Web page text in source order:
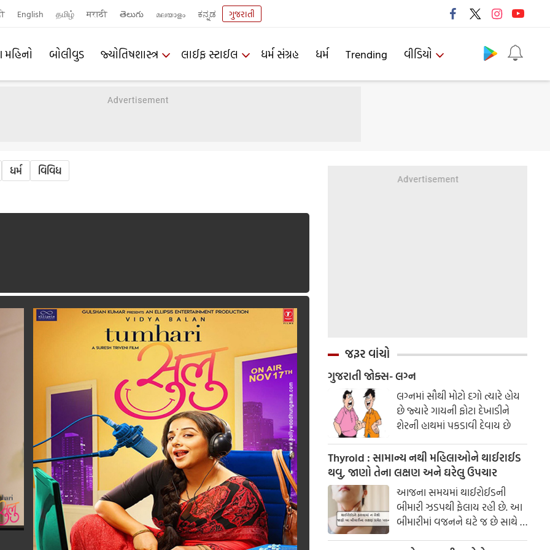
English தமிழ் मराठी తెలుగు മലയാളം ಕನ್ನಡ ગુજરાતી
મહિનો બોલીવુડ જ્યોતિષશાસ્ત્ર લાઈફ સ્ટાઈલ ધર્મ સંગ્રહ ધર્મ Trending વીડિયો
ધર્મ વિવિધ
જરૂર વાંચો
ગુજરાતી જોક્સ- લગ્ન
લગ્નમાં સૌથી મોટો દગો ત્યારે હોય
છે જ્યારે ગાયની ફોટા દેખાડીને
શેરની હાથમાં પકડાવી દેવાય છે
Thyroid : સામાન્ય નથી મહિલાઓને થાઈરાઈડ
થવુ, જાણો તેના લક્ષણ અને ઘરેલુ ઉપચાર
આજના સમયમાં થાઈરોઈડની
બીમારી ઝડપથી ફેલાય રહી છે. આ
બીમારીમાં વજનને ઘટે જ છે સાથે જ
હોર્મોન પણ ગડબડ થઈ જાય છે.